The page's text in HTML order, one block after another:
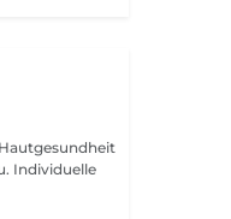
Individuelle